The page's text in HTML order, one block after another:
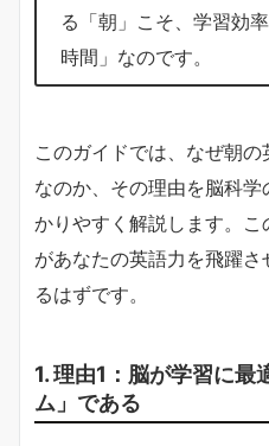
る「朝」こそ、学習効
時間」なのです。
このガイドでは、なぜ朝
なのか、その理由を脳科
かりやすく解説します。
があなたの英語力を飛躍
るはずです。
1. 理由1：脳が学習に最
ム」である